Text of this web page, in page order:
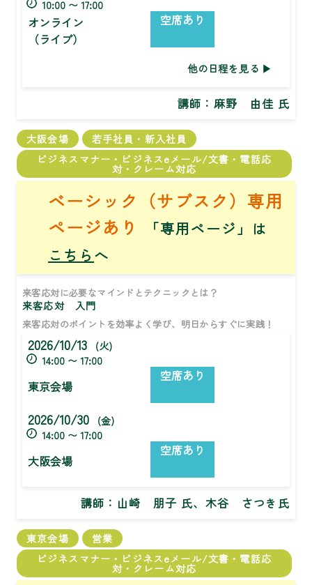
10:00 〜 17:00
オンライン
（ライブ）
空席あり
他の日程を見る
講師： 麻野 由佳 氏
大阪会場
若手社員・新入社員
ビジネスマナー・ビジネスeメール/文書・電話応
対・クレーム対応
ベーシック（サブスク）専用
ページあり
「専用ページ」は
こちら へ
来客応対に必要なマインドとテクニックとは？
来客応対 入門
来客応対のポイントを効率よく学び、明日からすぐに実践！
2026/10/13
(火)
14:00 〜 17:00
東京会場
空席あり
2026/10/30
(金)
14:00 〜 17:00
大阪会場
空席あり
講師： 山崎 朋子 氏、木谷 さつき氏
東京会場
営業
ビジネスマナー・ビジネスeメール/文書・電話応
対・クレーム対応